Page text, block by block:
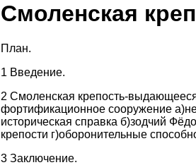
Смоленская
План.
1 Введение.
2 Смоленская крепость-
фортификационное сооружение
историческая справка б)зодчий
крепости г)оборонительные
3 Заключение.